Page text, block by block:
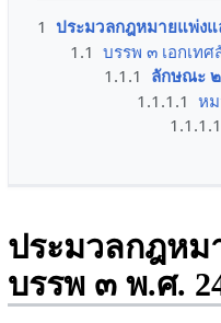
1 ประมวลกฎหมายแพ่ง
1.1 บรรพ ๓ เอกเท
1.1.1 ลักษณะ
1.1.1.1 ห
ประมวลกฎห
บรรพ ๓ พ.ศ.